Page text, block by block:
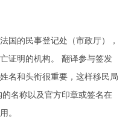
国的民事登记处（市政厅），
证明的机构。 翻译参与签发
名和头衔很重要，这样移民局
名称以及官方印章或签名在
。